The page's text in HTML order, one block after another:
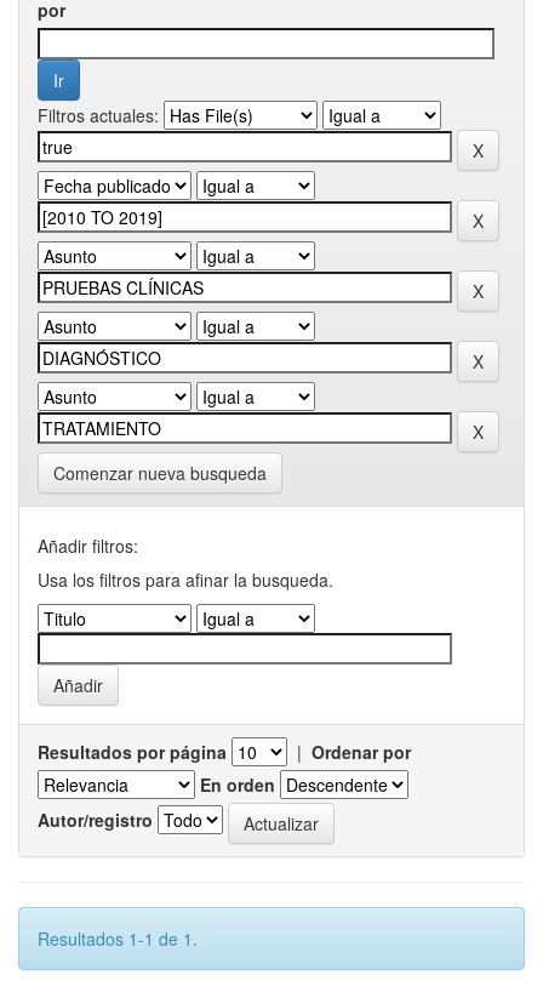
por
Filtros actuales:
Comenzar nueva busqueda
Añadir filtros:
Usa los filtros para afinar la busqueda.
Resultados por página | Ordenar por
En orden
Autor/registro
Resultados 1-1 de 1.